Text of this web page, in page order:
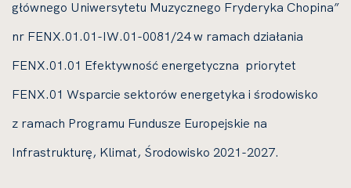
głównego Uniwersytetu Muzycznego Fryderyka Chopina”
nr FENX.01.01-IW.01-0081/24 w ramach działania
FENX.01.01 Efektywność energetyczna priorytet
FENX.01 Wsparcie sektorów energetyka i środowisko
z ramach Programu Fundusze Europejskie na
Infrastrukturę, Klimat, Środowisko 2021-2027.